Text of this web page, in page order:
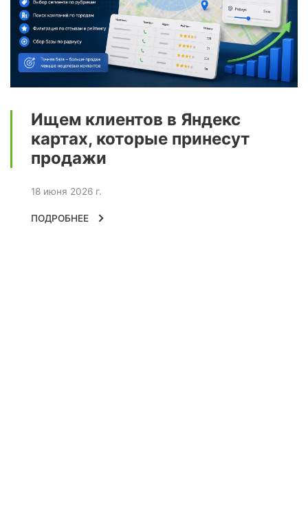
Ищем клиентов в Яндекс
картах, которые принесут
продажи
18 июня 2026 г.
ПОДРОБНЕЕ